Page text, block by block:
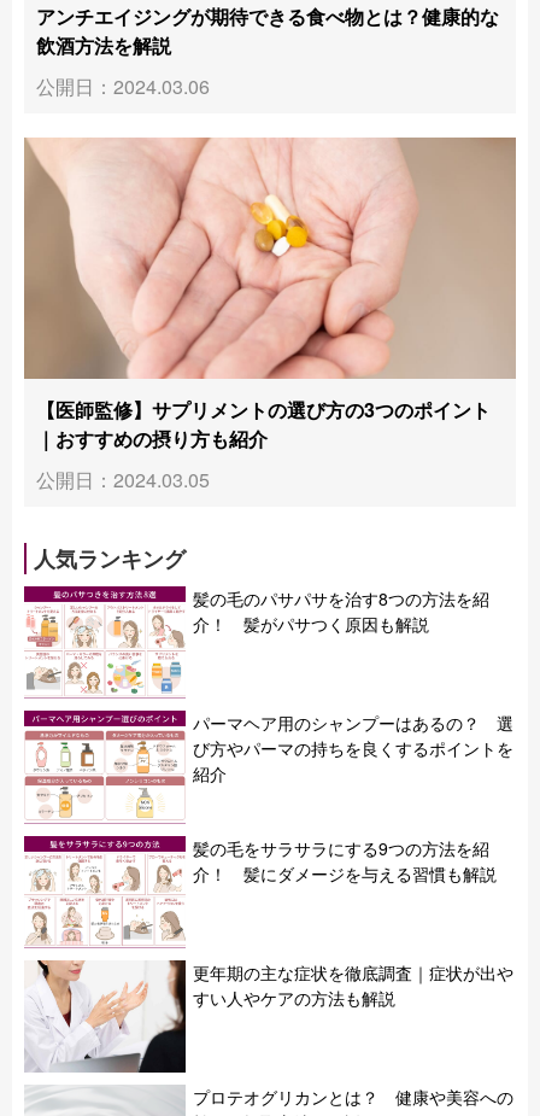
アンチエイジングが期待できる食べ物とは？健康的な
飲酒方法を解説
公開日：2024.03.06
【医師監修】サプリメントの選び方の3つのポイント
｜おすすめの摂り方も紹介
公開日：2024.03.05
人気ランキング
髪の毛のパサパサを治す8つの方法を紹
介！ 髪がパサつく原因も解説
パーマヘア用のシャンプーはあるの？ 選
び方やパーマの持ちを良くするポイントを
紹介
髪の毛をサラサラにする9つの方法を紹
介！ 髪にダメージを与える習慣も解説
更年期の主な症状を徹底調査｜症状が出や
すい人やケアの方法も解説
プロテオグリカンとは？ 健康や美容への